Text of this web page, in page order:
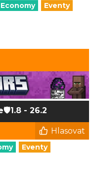
Economy Eventy
- 26.2
Hlasovat
Eventy